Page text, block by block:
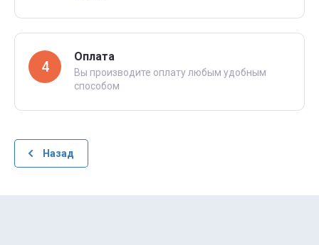
4
Оплата
Вы производите оплату любым удобным
способом
Назад